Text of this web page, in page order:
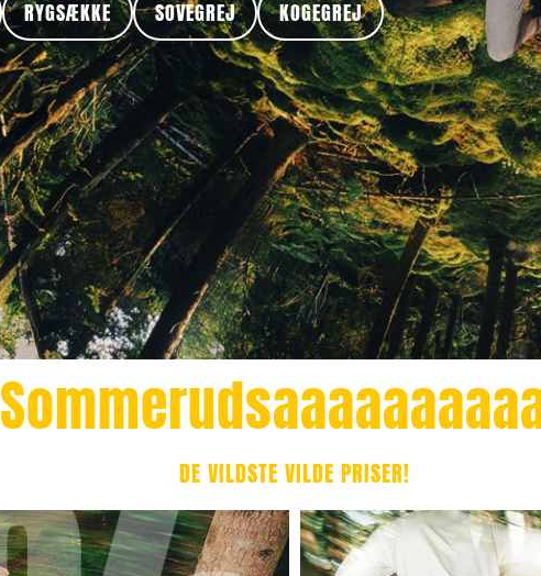
RYGSÆKKE SOVEGREJ KOGEGREJ
DE VILDSTE VILDE PRISER!